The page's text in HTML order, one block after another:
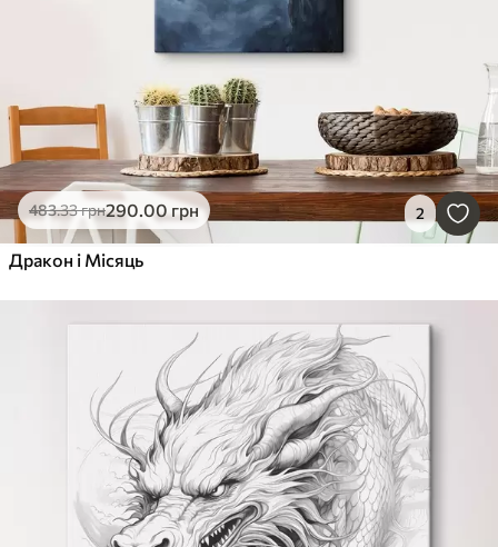
483.33грн290.00 грн 2
Дракон і Місяць